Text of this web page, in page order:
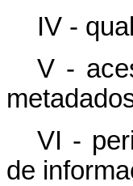
IV -
V -
VI -
de